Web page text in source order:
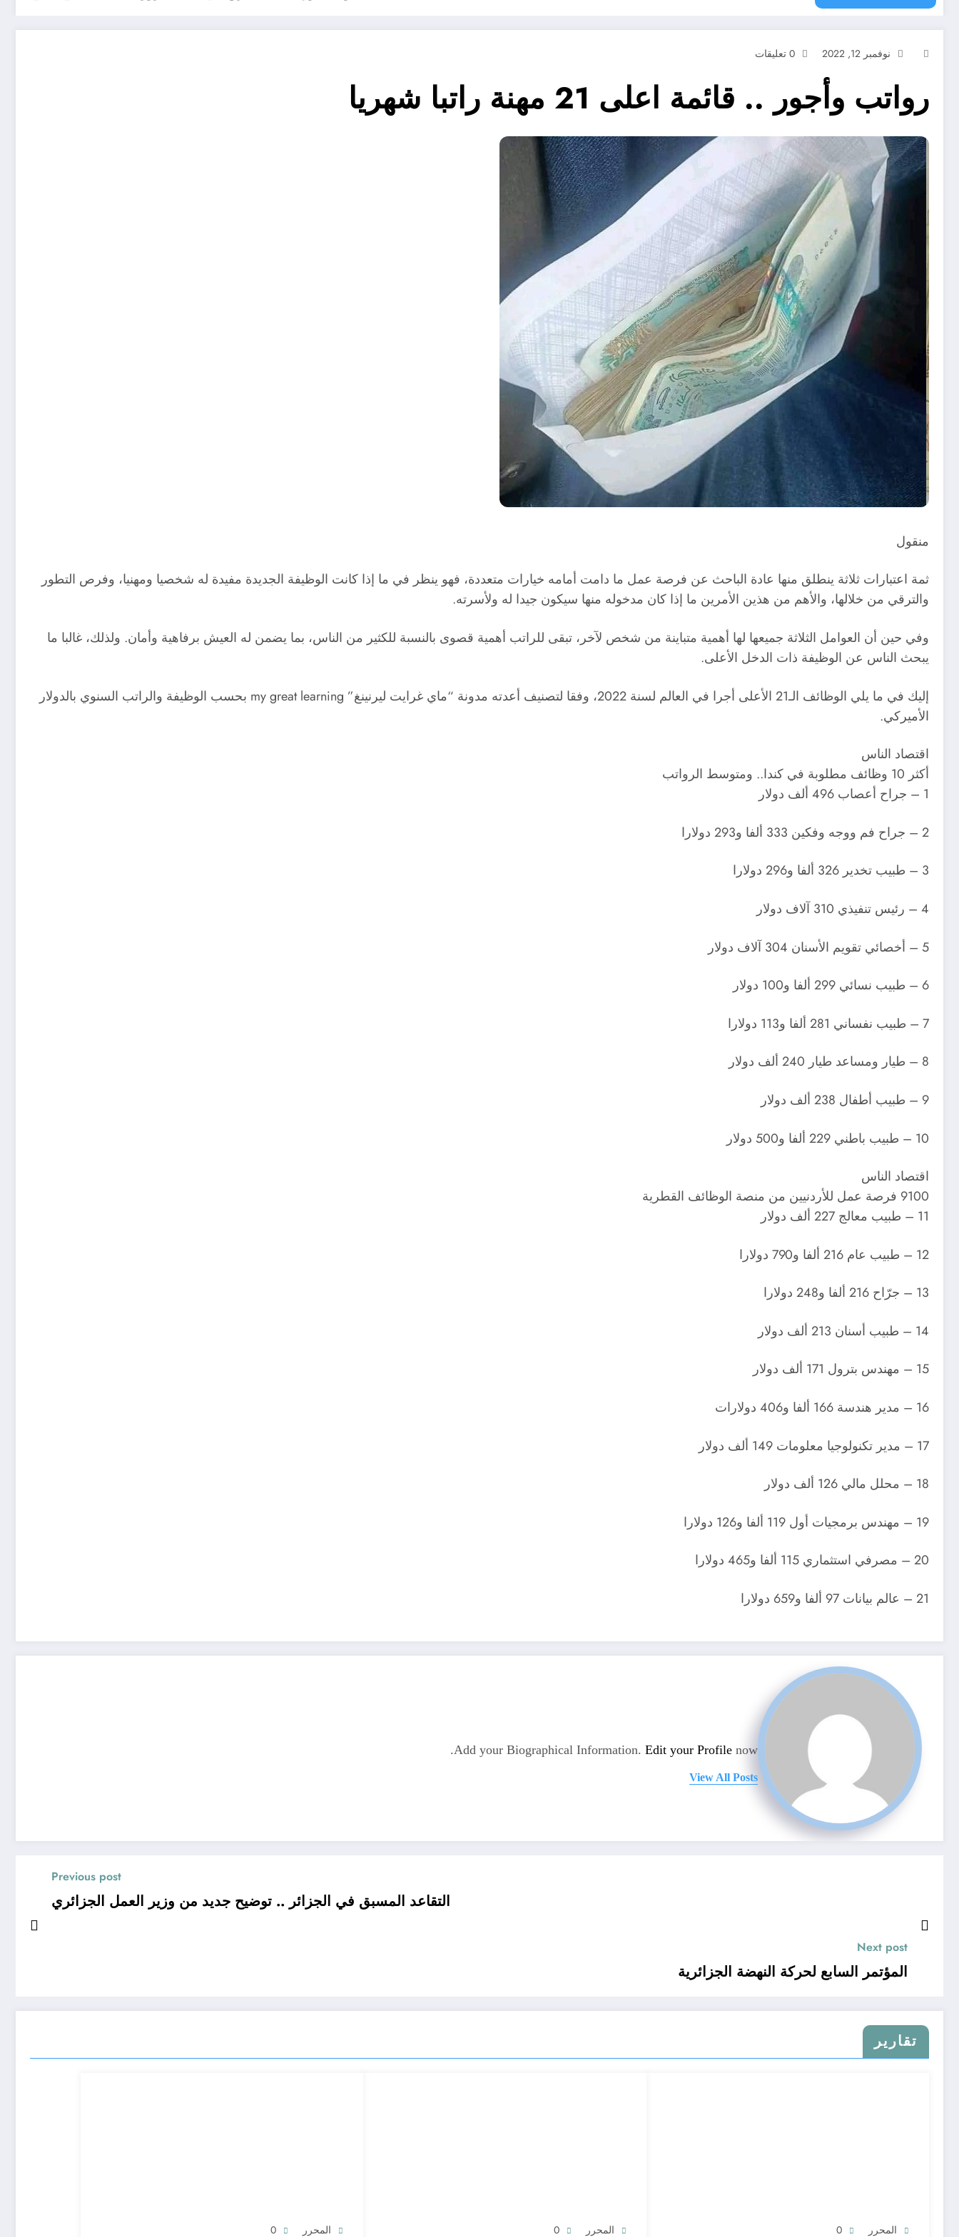
نوفمبر 12, 2022 0 تعليقات
رواتب وأجور .. قائمة اعلى 21 مهنة راتبا شهريا
منقول
ثمة اعتبارات ثلاثة ينطلق منها عادة الباحث عن فرصة عمل ما دامت أمامه خيارات متعددة، فهو ينظر في ما إذا كانت الوظيفة الجديدة مفيدة له شخصيا ومهنيا، وفرص التطور
والترقي من خلالها، والأهم من هذين الأمرين ما إذا كان مدخوله منها سيكون جيدا له ولأسرته.
وفي حين أن العوامل الثلاثة جميعها لها أهمية متباينة من شخص لآخر، تبقى للراتب أهمية قصوى بالنسبة للكثير من الناس، بما يضمن له العيش برفاهية وأمان. ولذلك، غالبا ما
يبحث الناس عن الوظيفة ذات الدخل الأعلى.
إليك في ما يلي الوظائف الـ21 الأعلى أجرا في العالم لسنة 2022، وفقا لتصنيف أعدته مدونة “ماي غرايت ليرنينغ” my great learning بحسب الوظيفة والراتب السنوي بالدولار
الأميركي.
اقتصاد الناس
أكثر 10 وظائف مطلوبة في كندا.. ومتوسط الرواتب
1 – جراح أعصاب 496 ألف دولار
2 – جراح فم ووجه وفكين 333 ألفا و293 دولارا
3 – طبيب تخدير 326 ألفا و296 دولارا
4 – رئيس تنفيذي 310 آلاف دولار
5 – أخصائي تقويم الأسنان 304 آلاف دولار
6 – طبيب نسائي 299 ألفا و100 دولار
7 – طبيب نفساني 281 ألفا و113 دولارا
8 – طيار ومساعد طيار 240 ألف دولار
9 – طبيب أطفال 238 ألف دولار
10 – طبيب باطني 229 ألفا و500 دولار
اقتصاد الناس
9100 فرصة عمل للأردنيين من منصة الوظائف القطرية
11 – طبيب معالج 227 ألف دولار
12 – طبيب عام 216 ألفا و790 دولارا
13 – جرّاح 216 ألفا و248 دولارا
14 – طبيب أسنان 213 ألف دولار
15 – مهندس بترول 171 ألف دولار
16 – مدير هندسة 166 ألفا و406 دولارات
17 – مدير تكنولوجيا معلومات 149 ألف دولار
18 – محلل مالي 126 ألف دولار
19 – مهندس برمجيات أول 119 ألفا و126 دولارا
20 – مصرفي استثماري 115 ألفا و465 دولارا
21 – عالم بيانات 97 ألفا و659 دولارا
Add your Biographical Information. Edit your Profile now.
View All Posts
Previous post
التقاعد المسبق في الجزائر .. توضيح جديد من وزير العمل الجزائري
Next post
المؤتمر السابع لحركة النهضة الجزائرية
تقارير
المحرر 0 المحرر 0 المحرر 0